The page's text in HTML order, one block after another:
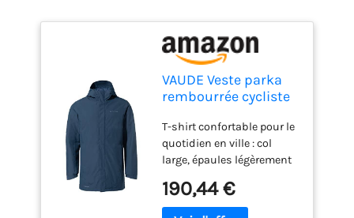
VAUDE Veste parka
rembourrée cycliste
T-shirt confortable pour le
quotidien en ville : col
large, épaules légèrement
coupe-vent Matériau 2
couches Manches
190,44 €